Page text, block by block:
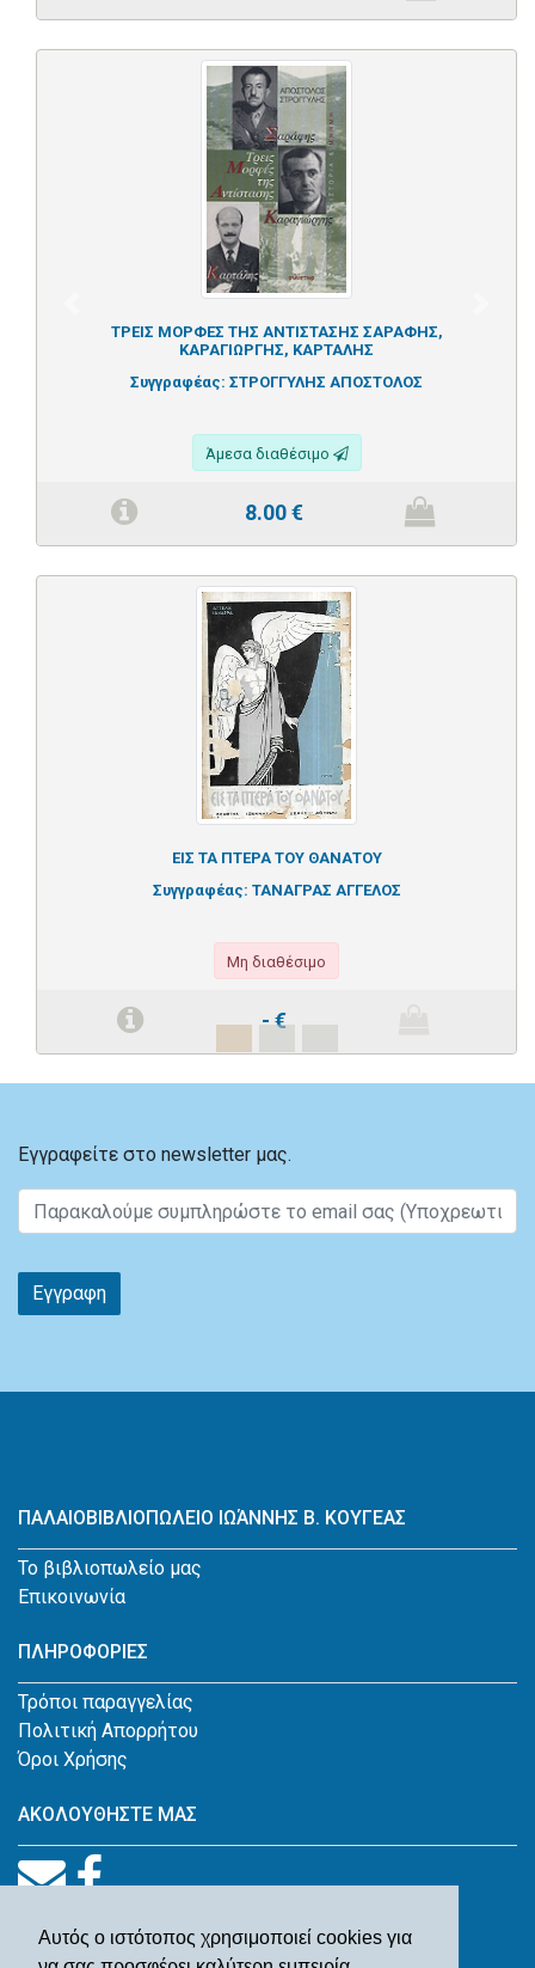
Αυτός ο ιστότοπος χρησιμοποιεί cookies για
ΤΡΕΙΣ ΜΟΡΦΕΣ ΤΗΣ ΑΝΤΙΣΤΑΣΗΣ ΣΑΡΑΦΗΣ,
ΚΑΡΑΓΙΩΡΓΗΣ, ΚΑΡΤΑΛΗΣ
Συγγραφέας: ΣΤΡΟΓΓΥΛΗΣ ΑΠΟΣΤΟΛΟΣ
Άμεσα διαθέσιμο
8.00€
ΕΙΣ ΤΑ ΠΤΕΡΑ ΤΟΥ ΘΑΝΑΤΟΥ
Συγγραφέας: ΤΑΝΑΓΡΑΣ ΑΓΓΕΛΟΣ
Μη διαθέσιμο
- €
Εγγραφείτε στο newsletter μας.
Εγγραφη
ΠΑΛΑΙΟΒΙΒΛΙΟΠΩΛΕΙΟ ΙΩΆΝΝΗΣ Β. ΚΟΥΓΕΑΣ
Το βιβλιοπωλείο μας
Επικοινωνία
ΠΛΗΡΟΦΟΡΙΕΣ
Τρόποι παραγγελίας
Πολιτική Απορρήτου
Όροι Χρήσης
ΑΚΟΛΟΥΘΗΣΤΕ ΜΑΣ